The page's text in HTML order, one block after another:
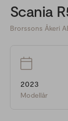
Scania
Brorssons Åkeri
2023
Modellår